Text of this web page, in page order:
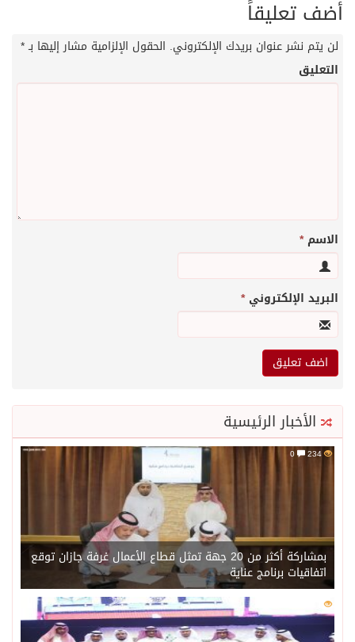
أضف تعليقاً
لن يتم نشر عنوان بريدك الإلكتروني. الحقول الإلزامية مشار إليها بـ*
التعليق
الاسم*
البريد الإلكتروني*
الأخبار الرئيسية
234
بمشاركة أكثر من 20 جهة تمثل قطاع الأعمال غرفة جازان توقع
اتفاقيات برنامج عناية
217